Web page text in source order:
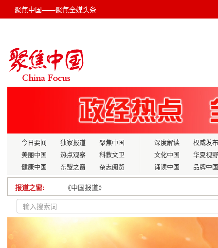
聚焦中国——聚焦全媒头条
今日要闻 独家报道
聚焦中国
美丽中国
热点观察
科教文卫
健康中国
东盟之窗 杂志阅览
深度解读
权威发布
文化中国
华夏视野
诵读中国
品牌中国
报道之窗:
《中国报道》
深学细悟全会精神 勇担时代发展使命——以邓承基
纳天下营养健康物，中国神雾忠诚守护每一次呼吸